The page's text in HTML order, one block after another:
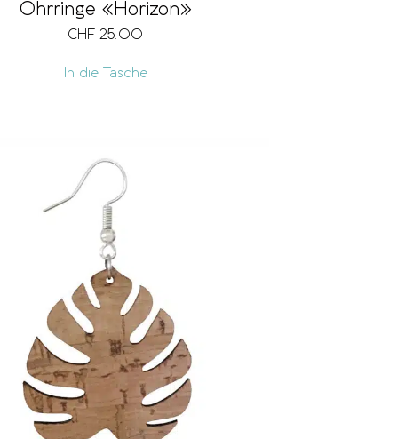
Ohrringe «Horizon»
CHF 25.00
In die Tasche